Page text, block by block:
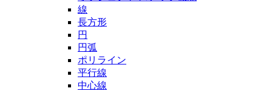
線
長方形
円
円弧
ポリライン
平行線
中心線